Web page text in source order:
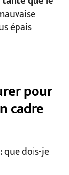
épais
pour
cadre
que dois-je